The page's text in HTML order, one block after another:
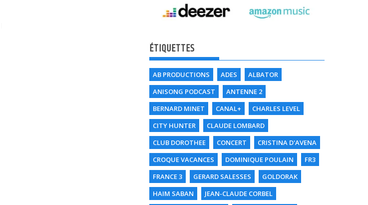
ÉTIQUETTES
AB PRODUCTIONS ADES
ALBATOR
ANISONG PODCAST
ANTENNE 2
BERNARD MINET
CANAL+
CHARLES LEVEL
CITY HUNTER
CLAUDE LOMBARD
CLUB DOROTHEE
CONCERT
CRISTINA D'AVENA
CROQUE VACANCES
DOMINIQUE POULAIN
FR3
FRANCE 3
GERARD SALESSES
GOLDORAK
HAIM SABAN
JEAN-CLAUDE CORBEL